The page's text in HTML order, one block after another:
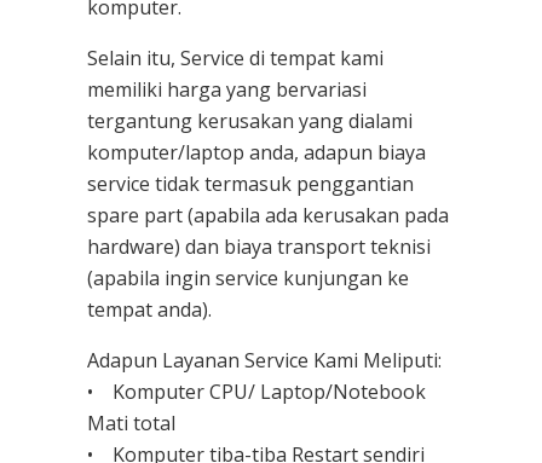
komputer.
Selain itu, Service di tempat kami
memiliki harga yang bervariasi
tergantung kerusakan yang dialami
komputer/laptop anda, adapun biaya
service tidak termasuk penggantian
spare part (apabila ada kerusakan pada
hardware) dan biaya transport teknisi
(apabila ingin service kunjungan ke
tempat anda).
Adapun Layanan Service Kami Meliputi:
• Komputer CPU/ Laptop/Notebook
Mati total
• Komputer tiba-tiba Restart sendiri